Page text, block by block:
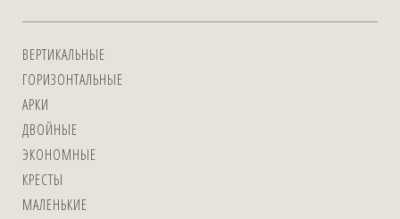
ВЕРТИКАЛЬНЫЕ
ГОРИЗОНТАЛЬНЫЕ
АРКИ
ДВОЙНЫЕ
ЭКОНОМНЫЕ
КРЕСТЫ
МАЛЕНЬКИЕ